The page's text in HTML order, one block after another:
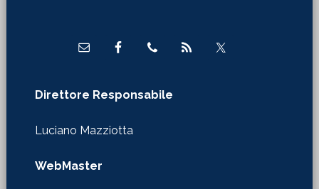
Direttore Responsabile
Luciano Mazziotta
WebMaster